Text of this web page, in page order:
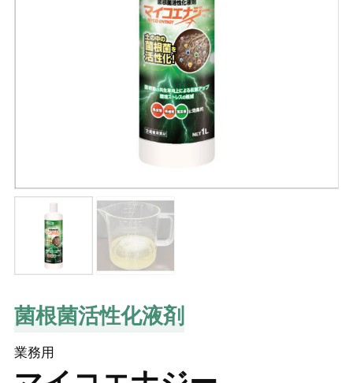
菌根菌活性化液剤
業務用